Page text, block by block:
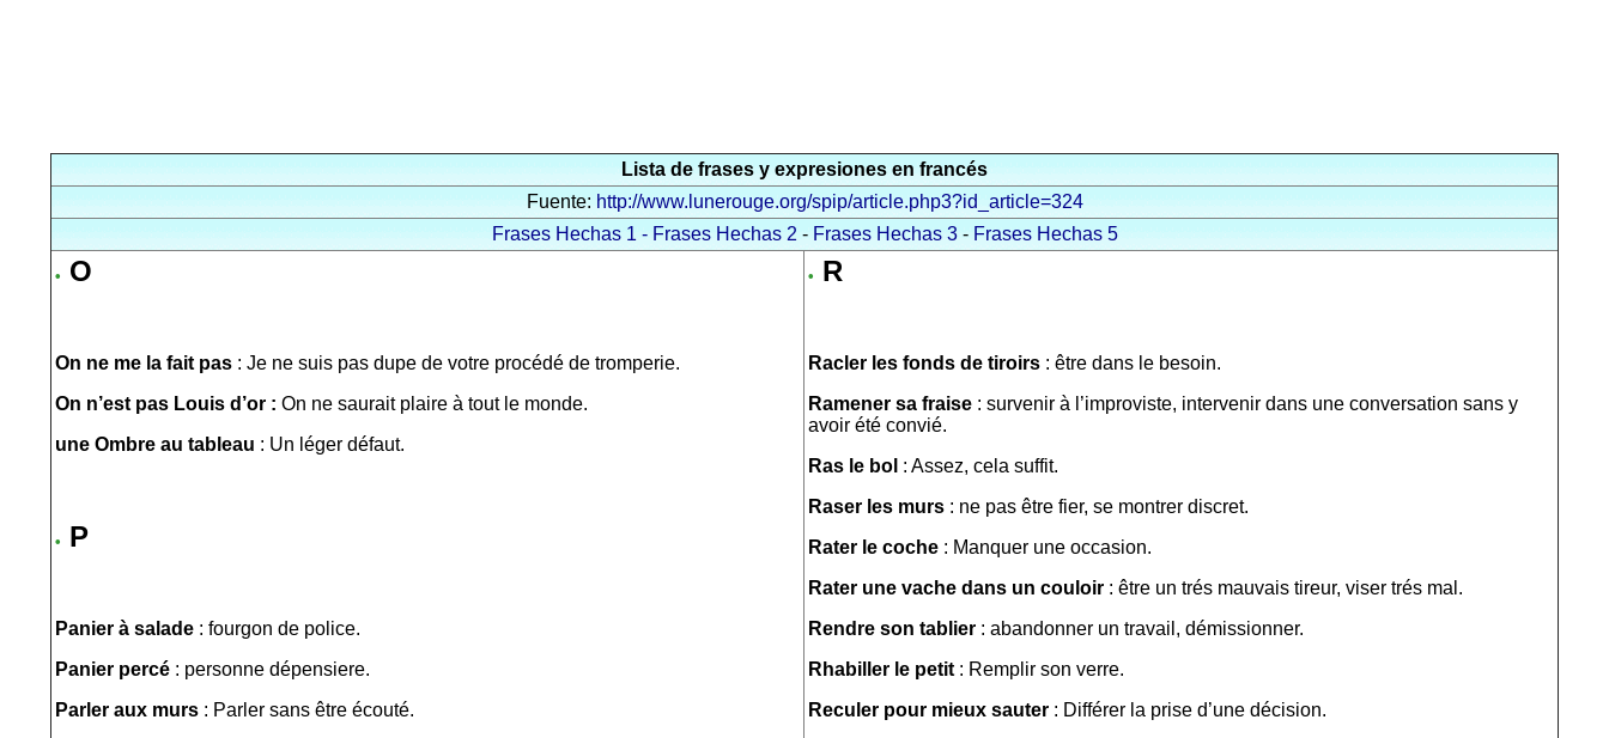
Lista de frases y expresiones en francés
Fuente: http://www.lunerouge.org/spip/article.php3?id_article=324
Frases Hechas 1 - Frases Hechas 2 - Frases Hechas 3- Frases Hechas 5
• O
On ne me la fait pas : Je ne suis pas dupe de votre procédé de tromperie.
On n’est pas Louis d’or : On ne saurait plaire à tout le monde.
une Ombre au tableau : Un léger défaut.
• P
Panier à salade : fourgon de police.
Panier percé : personne dépensiere.
Parler aux murs : Parler sans être écouté.
• R
Racler les fonds de tiroirs : être dans le besoin.
Ramener sa fraise : survenir à l’improviste, intervenir dans une conversation sans y
avoir été convié.
Ras le bol : Assez, cela suffit.
Raser les murs : ne pas être fier, se montrer discret.
Rater le coche : Manquer une occasion.
Rater une vache dans un couloir : être un trés mauvais tireur, viser trés mal.
Rendre son tablier : abandonner un travail, démissionner.
Rhabiller le petit : Remplir son verre.
Reculer pour mieux sauter : Différer la prise d’une décision.